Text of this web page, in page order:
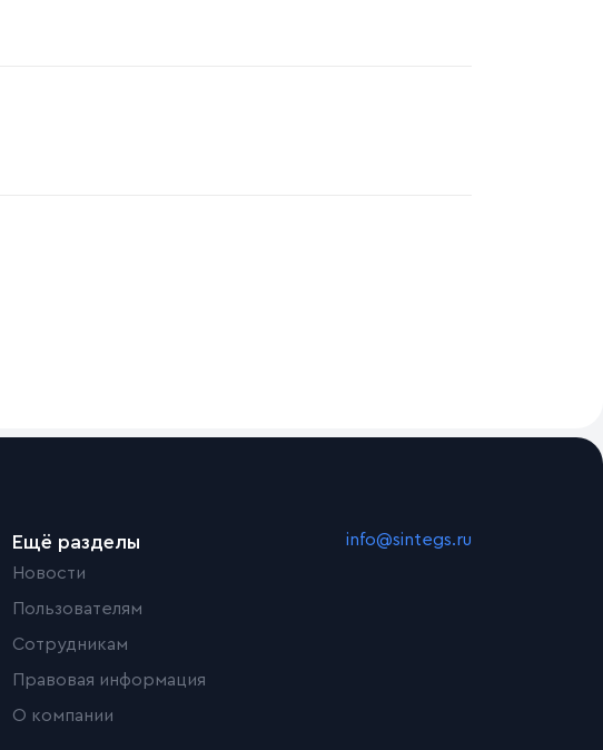
Ещё разделы
Новости
Пользователям
Сотрудникам
Правовая информация
О компании
info@sintegs.ru